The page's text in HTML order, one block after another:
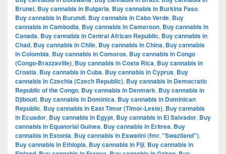
Brunei, Buy cannabis in Bulgaria, Buy cannabis in Burkina Faso,
Buy cannabis in Burundi, Buy cannabis in Cabo Verde, Buy
cannabis in Cambodia, Buy cannabis in Cameroon, Buy cannabis in
Canada, Buy cannabis in Central African Republic, Buy cannabis in
Chad, Buy cannabis in Chile, Buy cannabis in China, Buy cannabis
in Colombia, Buy cannabis in Comoros, Buy cannabis in Congo
(Congo-Brazzaville), Buy cannabis in Costa Rica, Buy cannabis in
Croatia, Buy cannabis in Cuba, Buy cannabis in Cyprus, Buy
cannabis in Czechia (Czech Republic), Buy cannabis in Democratic
Republic of the Congo, Buy cannabis in Denmark, Buy cannabis in
Djibouti, Buy cannabis in Dominica, Buy cannabis in Dominican
Republic, Buy cannabis in East Timor (Timor-Leste), Buy cannabis
in Ecuador, Buy cannabis in Egypt, Buy cannabis in El Salvador, Buy
cannabis in Equatorial Guinea, Buy cannabis in Eritrea, Buy
cannabis in Estonia, Buy cannabis in Eswatini (fmr. "Swaziland"),
Buy cannabis in Ethiopia, Buy cannabis in Fiji, Buy cannabis in